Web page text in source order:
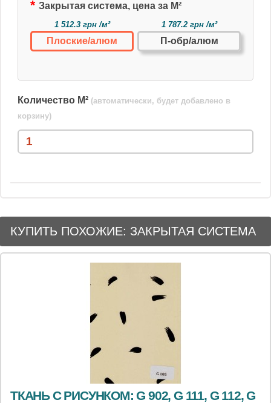
Закрытая система, цена за М²
1 512.3 грн /м²
Плоские/алюм
1 787.2 грн /м²
П-обр/алюм
Количество М² (автоматически, будет добавлено в
корзину)
КУПИТЬ ПОХОЖИЕ: ЗАКРЫТАЯ СИСТЕМА
ТКАНЬ С РИСУНКОМ: G 902, G 111, G 112, G